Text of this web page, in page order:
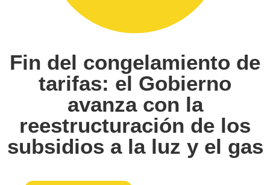
Fin del congelamiento de
tarifas: el Gobierno
avanza con la
reestructuración de los
subsidios a la luz y el gas